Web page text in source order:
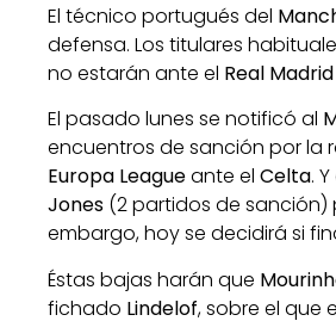
El técnico portugués del
defensa. Los titulares
no estarán ante el Real Madrid
El pasado lunes se notificó al
encuentros de sanción por la
Europa Leagueante el Celta.
Jones (2 partidos de
embargo, hoy se decidirá si
Éstas bajas harán que
fichado Lindelof, sobre el que